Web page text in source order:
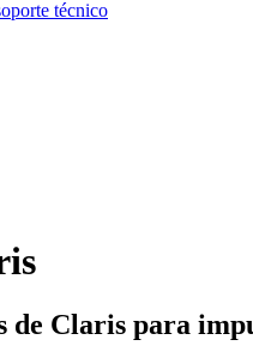
técnico
de Claris para